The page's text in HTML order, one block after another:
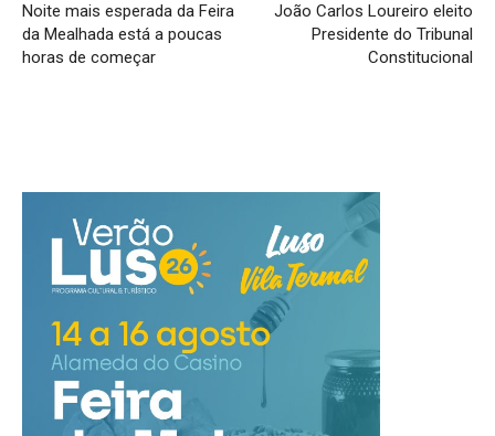
Noite mais esperada da Feira
da Mealhada está a poucas
horas de começar
João Carlos Loureiro eleito
Presidente do Tribunal
Constitucional